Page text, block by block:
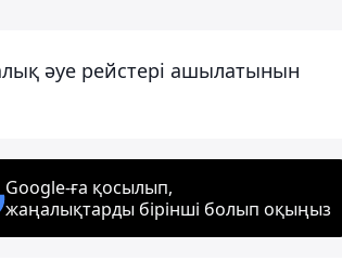
әуе рейстері ашылатынын
Google-ға қосылып,
жаңалықтарды бірінші болып оқыңыз